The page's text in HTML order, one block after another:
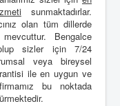
sunmaktadırlar.
olan tüm dillerde
Bengalce
olup sizler için 7/24
veya bireysel
ile en uygun ve
bu noktada